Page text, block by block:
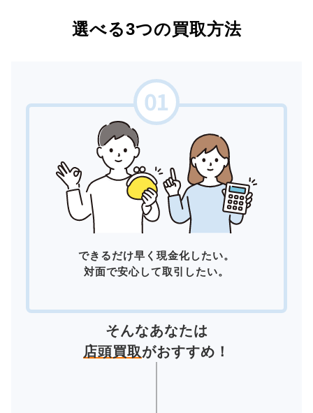
選べる3つの買取方法
できるだけ早く現金化したい。
対面で安心して取引したい。
そんなあなたは
店頭買取がおすすめ！